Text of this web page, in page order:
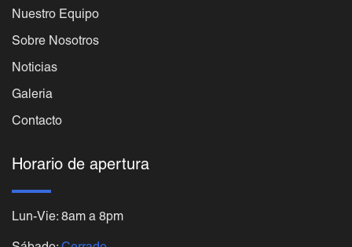
Nuestro Equipo
Sobre Nosotros
Noticias
Galeria
Contacto
Horario de apertura
Lun-Vie: 8am a 8pm